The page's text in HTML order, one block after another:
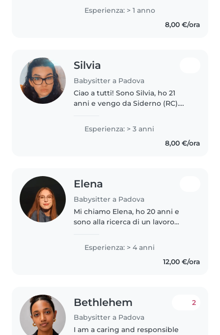
on program of applied sciences
to cultural heritage materials and
Esperienza: > 1 anno
8,00 €/ora
Silvia
Babysitter a Padova
Ciao a tutti! Sono Silvia, ho 21
anni e vengo da Siderno (RC).
Ingegneria a Padova da
studentessa fuori sede. Cerco un
lavoretto per poter essere un
Esperienza: > 3 anni
8,00 €/ora
Elena
Babysitter a Padova
Mi chiamo Elena, ho 20 anni e
sono alla ricerca di un lavoro
durante i weekend o le serate e a
Esperienza: > 4 anni
12,00 €/ora
Bethlehem
Babysitter a Padova
2
I am a caring and responsible